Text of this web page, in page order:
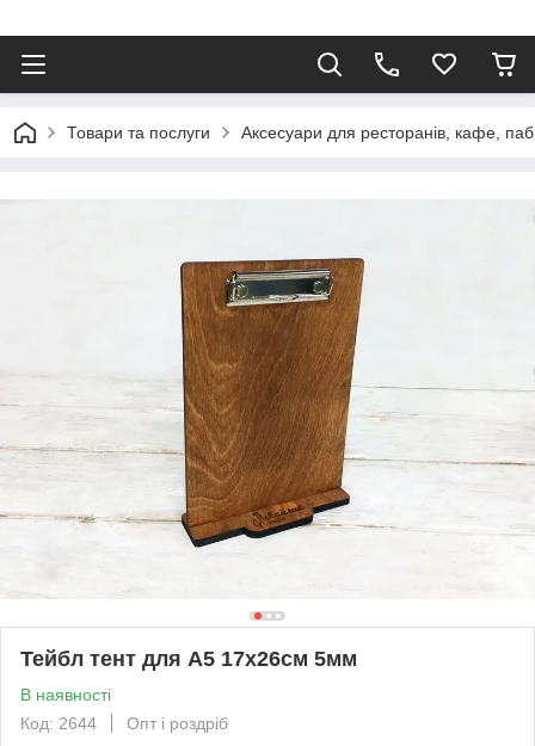
Товари та послуги Аксесуари для ресторанів, кафе,
Тейбл тент для A5 17х26см 5мм
В наявності
Код: 2644
Опт і роздріб